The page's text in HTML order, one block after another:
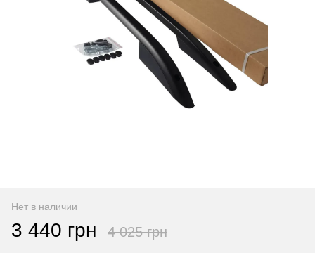
Нет в наличии
3 440 грн 4 025 грн